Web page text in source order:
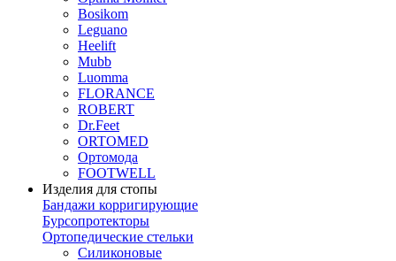
Bosikom
Leguano
Heelift
Mubb
Luomma
FLORANCE
ROBERT
Dr.Feet
ORTOMED
Ортомода
FOOTWELL
Изделия для стопы
Бандажи корригирующие
Бурсопротекторы
Ортопедические стельки
Силиконовые